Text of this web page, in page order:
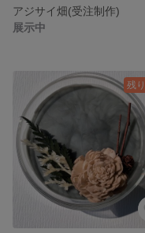
アジサイ畑(受注制作)
展示中
残